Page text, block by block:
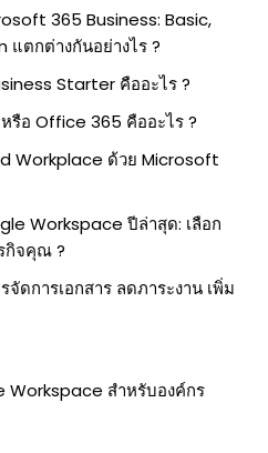
365 Business: Basic,
ตกต่างกันอย่างไร ?
Starter คืออะไร ?
รือ Office 365 คืออะไร ?
Workplace ด้วย Microsoft
Workspace ปีล่าสุด: เลือก
กิจคุณ ?
ดการเอกสาร ลดภาระงาน เพิ่ม
Workspace สำหรับองค์กร